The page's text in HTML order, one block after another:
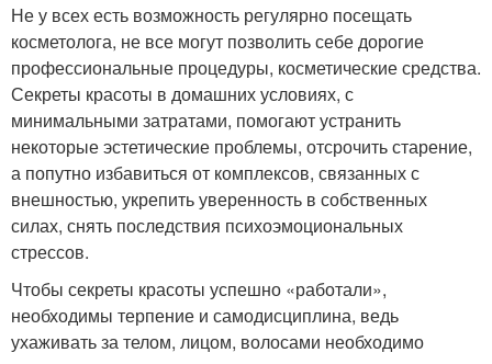
Не у всех есть возможность регулярно посещать
косметолога, не все могут позволить себе дорогие
профессиональные процедуры, косметические средства.
Секреты красоты в домашних условиях, с
минимальными затратами, помогают устранить
некоторые эстетические проблемы, отсрочить старение,
а попутно избавиться от комплексов, связанных с
внешностью, укрепить уверенность в собственных
силах, снять последствия психоэмоциональных
стрессов.
Чтобы секреты красоты успешно «работали»,
необходимы терпение и самодисциплина, ведь
ухаживать за телом, лицом, волосами необходимо